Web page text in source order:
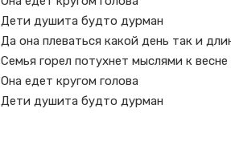
Дети душита будто дурман
Да она плеваться какой день так и
Семья горел потухнет мыслями к весне
Она едет кругом голова
Дети душита будто дурман